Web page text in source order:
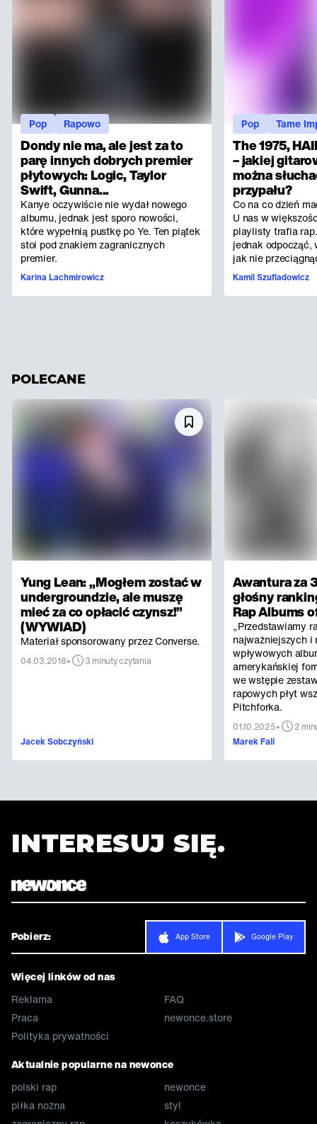
Dondy nie ma, ale jest za to
parę innych dobrych premier
płytowych: Logic, Taylor
Swift, Gunna...
Kanye oczywiście nie wydał nowego
albumu, jednak jest sporo nowości,
które wypełnią pustkę po Ye. Ten piątek
stoi pod znakiem zagranicznych
premier.
Karina Lachmirowicz
Pop Rapowo
The 1975,
– jakiej
można
przypału?
Co na co dzień
U nas w
playlisty trafia
jednak odpocząć,
jak nie
Kamil Szufladowicz
Pop Tame
POLECANE
Yung Lean: „Mogłem zostać w
undergroundzie, ale muszę
mieć za co opłacić czynsz!”
(WYWIAD)
Materiał sponsorowany przez Converse.
04.03.2018• 3 minuty czytania
Jacek Sobczyński
Awantura za
głośny
Rap Albums
„Przedstawiamy
najważniejszych i
wpływowych
amerykańskiej
we wstępie
rapowych płyt
Pitchforka.
01.10.2025•
2
Marek Fall
INTERESUJ SIĘ.
Pobierz: App Store Google Play
Więcej linków od nas
Reklama
Praca
Polityka prywatności
FAQ
newonce.store
Aktualnie popularne na newonce
polski rap
piłka nożna
newonce
styl